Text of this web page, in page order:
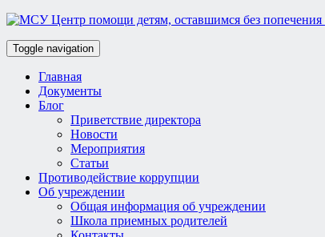
Toggle navigation
Главная
Документы
Блог
Приветствие директора
Новости
Мероприятия
Статьи
Противодействие коррупции
Об учреждении
Общая информация об учреждении
Школа приемных родителей